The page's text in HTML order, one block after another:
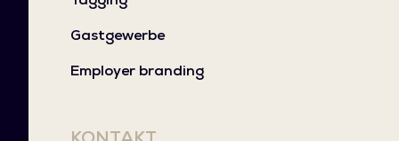
Gastgewerbe
Employer branding